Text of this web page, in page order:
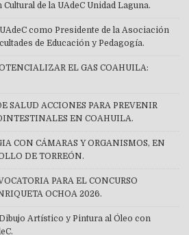
de la UAdeC Unidad Laguna.
como Presidente de la Asociación
de Educación y Pedagogía.
EL GAS COAHUILA:
SALUD ACCIONES PARA PREVENIR
EN COAHUILA.
CON CÁMARAS Y ORGANISMOS, EN
DE TORREÓN.
PARA EL CONCURSO
OCHOA 2026.
Artístico y Pintura al Óleo con